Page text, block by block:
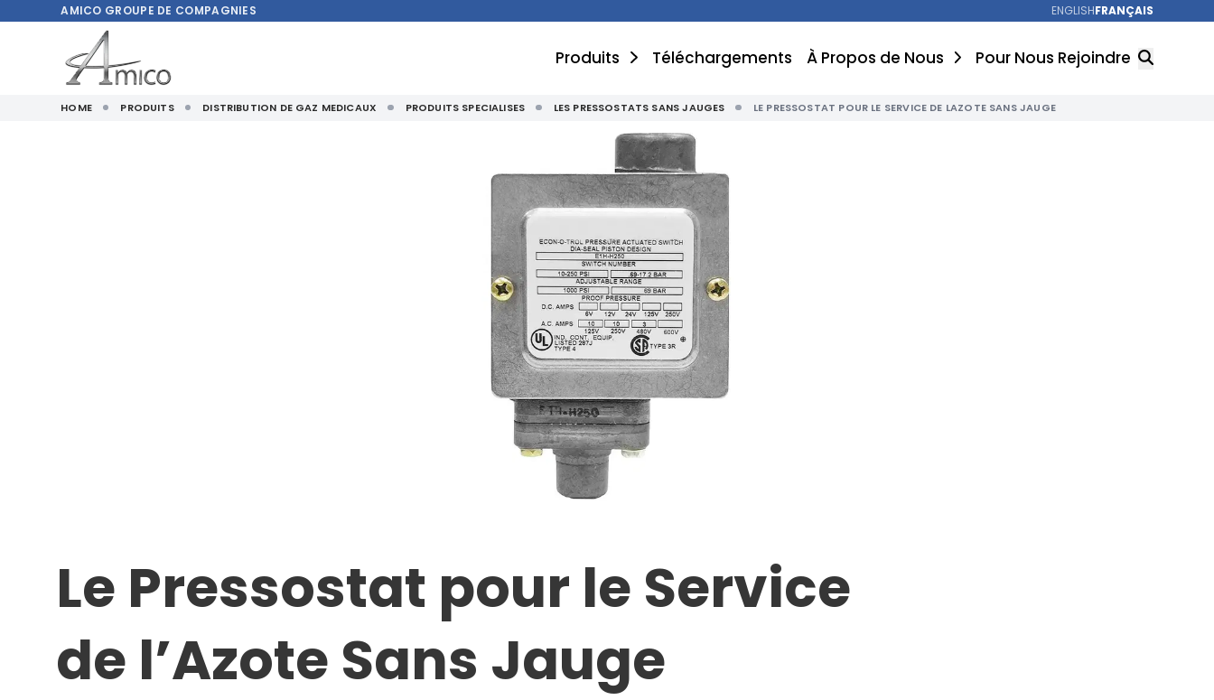
AMICO GROUPE DE COMPAGNIES ENGLISHFRANÇAIS
Produits Téléchargements À Propos de Nous Pour Nous Rejoindre
HOME PRODUITS DISTRIBUTION DE GAZ MEDICAUX PRODUITS SPECIALISES LES PRESSOSTATS SANS JAUGES LE PRESSOSTAT POUR LE SERVICE DE LAZOTE SANS JAUGE
Le Pressostat pour le Service
de l’Azote Sans Jauge